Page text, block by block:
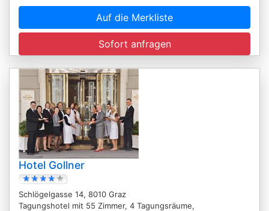
Auf die Merkliste
Sofort anfragen
Hotel Gollner
Schlögelgasse 14, 8010 Graz
Tagungshotel mit 55 Zimmer, 4 Tagungsräume,